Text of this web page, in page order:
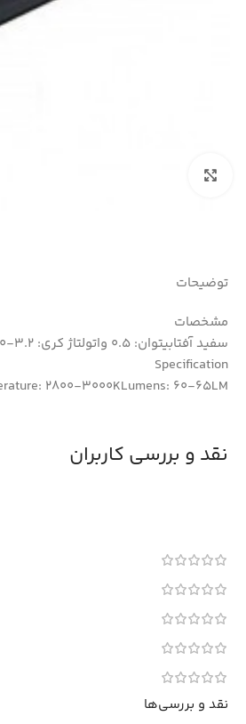
توضیحات
مشخصات
سفید آفتابیتوان: 0.5 واتولتاژ کری: 3.2-3.0 ولتدما رنگ: 3000-2800 کلوینلومن: 65-60 لومن
Specification
2800-3000KLumens: 60-65LM
نقد و بررسی کاربران
نقد و بررسی‌ها